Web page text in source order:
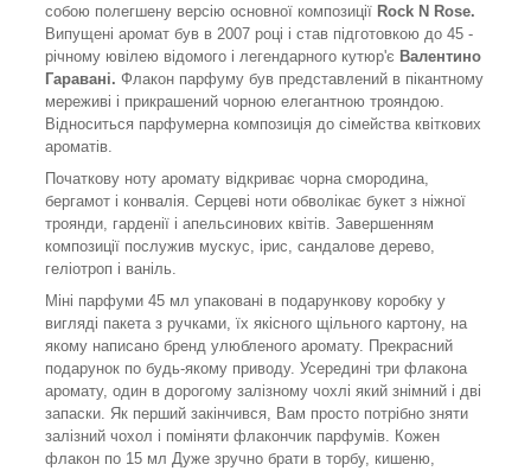
собою полегшену версію основної композиції Rock N Rose.
Випущені аромат був в 2007 році і став підготовкою до 45 -
річному ювілею відомого і легендарного кутюр'є Валентино
Гаравані. Флакон парфуму був представлений в пікантному
мереживі і прикрашений чорною елегантною трояндою.
Відноситься парфумерна композиція до сімейства квіткових
ароматів.
Початкову ноту аромату відкриває чорна смородина,
бергамот і конвалія. Серцеві ноти обволікає букет з ніжної
троянди, гарденії і апельсинових квітів. Завершенням
композиції послужив мускус, ірис, сандалове дерево,
геліотроп і ваніль.
Міні парфуми 45 мл упаковані в подарункову коробку у
вигляді пакета з ручками, їх якісного щільного картону, на
якому написано бренд улюбленого аромату. Прекрасний
подарунок по будь-якому приводу. Усередині три флакона
аромату, один в дорогому залізному чохлі який знімний і дві
запаски. Як перший закінчився, Вам просто потрібно зняти
залізний чохол і поміняти флакончик парфумів. Кожен
флакон по 15 мл Дуже зручно брати в торбу, кишеню,